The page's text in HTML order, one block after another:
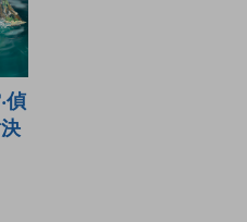
偵